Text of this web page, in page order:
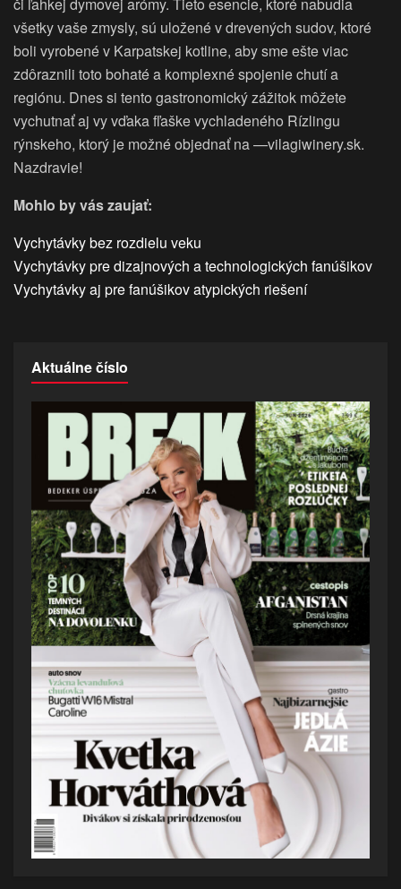
či ľahkej dymovej arómy. Tieto esencie, ktoré nabudia
všetky vaše zmysly, sú uložené v drevených sudov, ktoré
boli vyrobené v Karpatskej kotline, aby sme ešte viac
zdôraznili toto bohaté a komplexné spojenie chutí a
regiónu. Dnes si tento gastronomický zážitok môžete
vychutnať aj vy vďaka fľaške vychladeného Rízlingu
rýnskeho, ktorý je možné objednať na —vilagiwinery.sk.
Nazdravie!
Mohlo by vás zaujať:
Vychytávky bez rozdielu veku
Vychytávky pre dizajnových a technologických fanúšikov
Vychytávky aj pre fanúšikov atypických riešení
Aktuálne číslo